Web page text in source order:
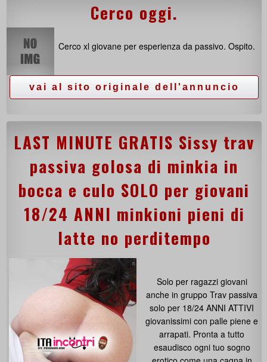
Cerco oggi.
Cerco xl giovane per esperienza da passivo. Ospito.
LAST MINUTE GRATIS Sissy trav
passiva golosa di minkia in
bocca e culo SOLO per giovani
18/24 ANNI minkioni pieni di
latte no perditempo
Solo per ragazzi giovani
anche in gruppo Trav passiva
solo per 18/24 ANNI ATTIVI
giovanissimi con palle piene e
arrapati. Pronta a tutto
esaudisco ogni tuo sogno